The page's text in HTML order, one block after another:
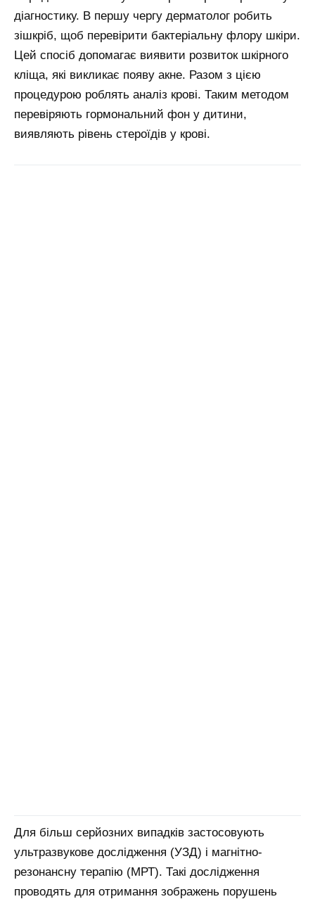
діагностику. В першу чергу дерматолог робить
зішкріб, щоб перевірити бактеріальну флору шкіри.
Цей спосіб допомагає виявити розвиток шкірного
кліща, які викликає появу акне. Разом з цією
процедурою роблять аналіз крові. Таким методом
перевіряють гормональний фон у дитини,
виявляють рівень стероїдів у крові.
Для більш серйозних випадків застосовують
ультразвукове дослідження (УЗД) і магнітно-
резонансну терапію (МРТ). Такі дослідження
проводять для отримання зображень порушень